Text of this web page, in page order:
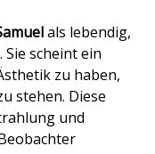
als lebendig,
scheint ein
zu haben,
stehen. Diese
und